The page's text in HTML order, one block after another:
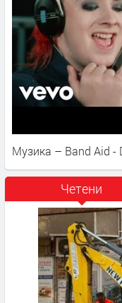
Музика – Band Aid -
Четени